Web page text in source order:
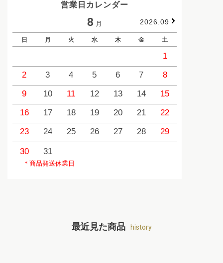
営業日カレンダー
8 月 2026.09
日 月 火 水 木 金 土
1
2
3 4 5 6 7
8
9
10 11 12 13 14
15
16
17 18 19 20 21
22
23
24 25 26 27 28 29
30 31
＊商品発送休業日
最近見た商品 history